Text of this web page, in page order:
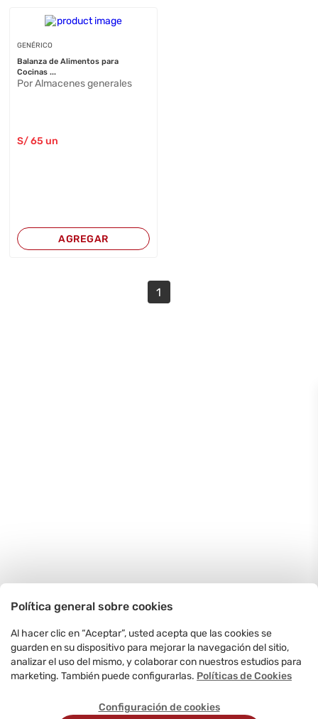
GENÉRICO
Balanza de Alimentos para
Cocinas ...
Por Almacenes generales
S/65 un
AGREGAR
1
Política general sobre cookies
Al hacer clic en “Aceptar”, usted acepta que las cookies se
guarden en su dispositivo para mejorar la navegación del sitio,
analizar el uso del mismo, y colaborar con nuestros estudios para
marketing. También puede configurarlas. Políticas de Cookies
Configuración de cookies